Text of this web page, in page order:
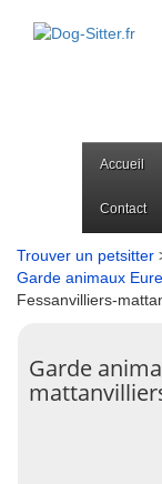
Accueil
Contact
Trouver un petsitter
Garde animaux
Fessanvilliers-
Garde